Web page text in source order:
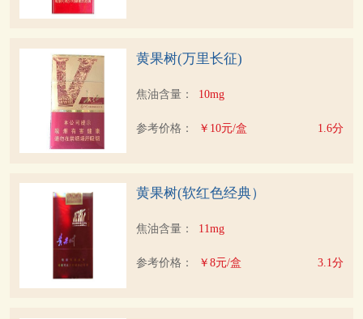
黄果树(万里长征)
焦油含量： 10mg
参考价格： ￥10元/盒 1.6分
黄果树(软红色经典）
焦油含量： 11mg
参考价格： ￥8元/盒 3.1分